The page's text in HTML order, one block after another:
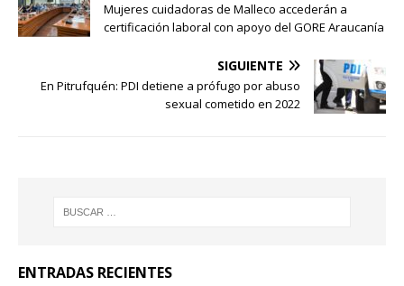
Mujeres cuidadoras de Malleco accederán a
certificación laboral con apoyo del GORE Araucanía
SIGUIENTE
En Pitrufquén: PDI detiene a prófugo por abuso
sexual cometido en 2022
ENTRADAS RECIENTES